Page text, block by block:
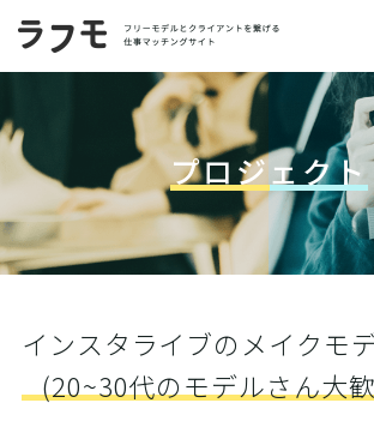
プロジェクト
インスタライブのメイクモ
(20~30代のモデルさん大